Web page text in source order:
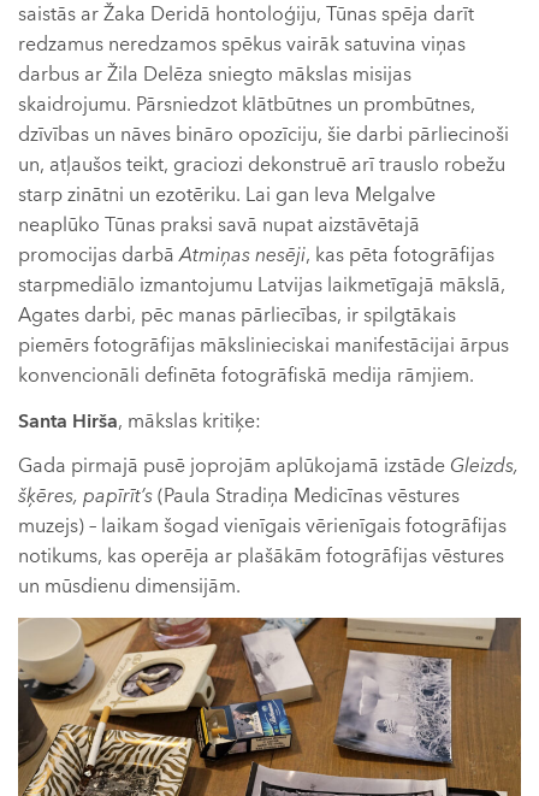
saistās ar Žaka Deridā hontoloģiju, Tūnas spēja darīt
redzamus neredzamos spēkus vairāk satuvina viņas
darbus ar Žila Delēza sniegto mākslas misijas
skaidrojumu. Pārsniedzot klātbūtnes un prombūtnes,
dzīvības un nāves bināro opozīciju, šie darbi pārliecinoši
un, atļaušos teikt, graciozi dekonstruē arī trauslo robežu
starp zinātni un ezotēriku. Lai gan Ieva Melgalve
neaplūko Tūnas praksi savā nupat aizstāvētajā
promocijas darbāAtmiņas nesēji, kas pēta fotogrāfijas
starpmediālo izmantojumu Latvijas laikmetīgajā mākslā,
Agates darbi, pēc manas pārliecības, ir spilgtākais
piemērs fotogrāfijas mākslinieciskai manifestācijai ārpus
konvencionāli definēta fotogrāfiskā medija rāmjiem.
Santa Hirša, mākslas kritiķe:
Gada pirmajā pusē joprojām aplūkojamā izstāde Gleizds,
šķēres, papīrīt’s(Paula Stradiņa Medicīnas vēstures
muzejs) – laikam šogad vienīgais vērienīgais fotogrāfijas
notikums, kas operēja ar plašākām fotogrāfijas vēstures
un mūsdienu dimensijām.